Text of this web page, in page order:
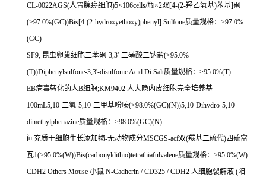
CL-0022AGS(人胃腺癌细胞)5×106cells/瓶×2双[4-(2-羟乙氧基)苯基]砜
(>97.0%(GC))Bis[4-(2-hydroxyethoxy)phenyl] Sulfone质量规格： >97.0%
(GC)
SF9, 昆虫卵巢细胞二苯砜-3,3'-二磺酸二钠盐(>95.0%
(T))Diphenylsulfone-3,3'-disulfonic Acid Di Salt质量规格： >95.0%(T)
EB病毒转化的人B细胞;KM9402 人大隐内皮细胞完全培养基
100mL5,10-二氢-5,10-二甲基吩嗪(>98.0%(GC)(N))5,10-Dihydro-5,10-
dimethylphenazine质量规格： >98.0%(GC)(N)
间充质干细胞生长添加物-无动物成分MSCGS-acf双(羰基二硫代)四硫富
瓦1(>95.0%(W))Bis(carbonyldithio)tetrathiafulvalene质量规格： >95.0%(W)
CDH2 Others Mouse 小鼠 N-Cadherin / CD325 / CDH2 人细胞裂解液 (阳